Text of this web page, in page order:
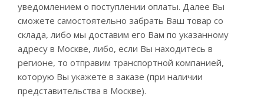
уведомлением о поступлении оплаты. Далее Вы
сможете самостоятельно забрать Ваш товар со
склада, либо мы доставим его Вам по указанному
адресу в Москве, либо, если Вы находитесь в
регионе, то отправим транспортной компанией,
которую Вы укажете в заказе (при наличии
представительства в Москве).